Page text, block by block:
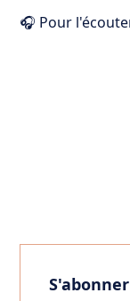
🎧 Pour